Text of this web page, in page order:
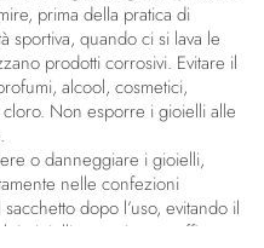
prima della pratica di
sportiva, quando ci si lava le
prodotti corrosivi. Evitare il
alcool, cosmetici,
Non esporre i gioielli alle
o danneggiare i gioielli,
nelle confezioni
dopo l’uso, evitando il
gioielli per evitare graffi.